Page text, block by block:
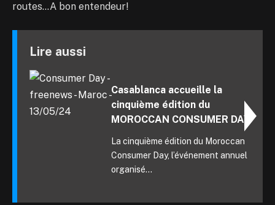
routes…A bon entendeur!
Lire aussi
Casablanca accueille la
cinquième édition du
MOROCCAN CONSUMER DAY
La cinquième édition du Moroccan
Consumer Day, l’événement annuel
organisé...